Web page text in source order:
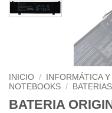
INICIO / INFORMÁTICA
NOTEBOOKS / BATERIAS
BATERIA